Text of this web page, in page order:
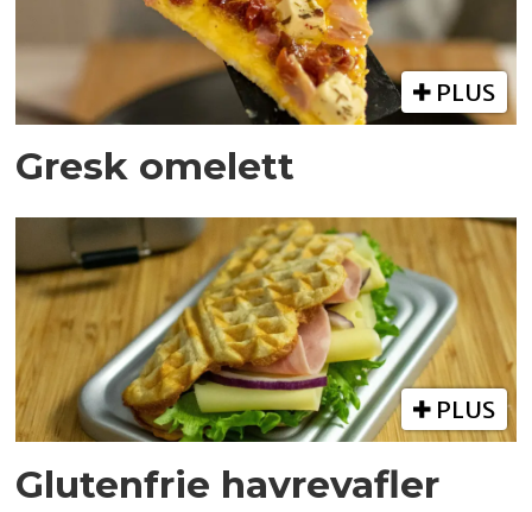
PLUS
Gresk omelett
PLUS
Glutenfrie havrevafler